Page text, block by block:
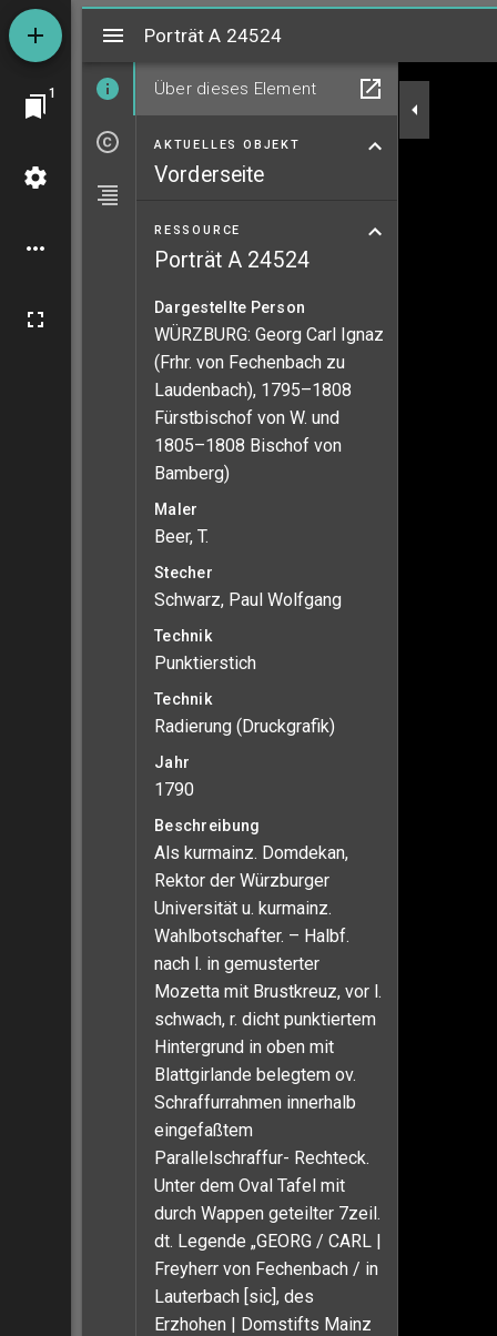
1
MiradorPorträt A 24524
Über dieses Element
AKTUELLES OBJEKT
Vorderseite
RESSOURCE
Porträt A 24524
Dargestellte Person
WÜRZBURG: Georg Carl Ignaz
(Frhr. von Fechenbach zu
Laudenbach), 1795–1808
Fürstbischof von W. und
1805–1808 Bischof von
Bamberg)
Maler
Beer, T.
Stecher
Schwarz, Paul Wolfgang
Technik
Punktierstich
Technik
Radierung (Druckgrafik)
Jahr
1790
Beschreibung
Als kurmainz. Domdekan,
Rektor der Würzburger
Universität u. kurmainz.
Wahlbotschafter. – Halbf.
nach l. in gemusterter
Mozetta mit Brustkreuz, vor l.
schwach, r. dicht punktiertem
Hintergrund in oben mit
Blattgirlande belegtem ov.
Schraffurrahmen innerhalb
eingefaßtem
Parallelschraffur- Rechteck.
Unter dem Oval Tafel mit
durch Wappen geteilter 7zeil.
dt. Legende „GEORG / CARL |
Freyherr von Fechenbach / in
Lauterbach [sic], des
Erzhohen | Domstifts Mainz
Porträt A 24524